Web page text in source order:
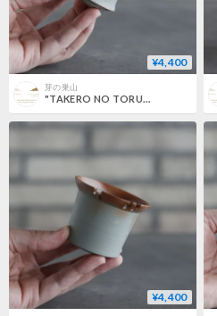
¥4,400
芽の巣山
"TAKERO NO TORUKO" (2号) no.802/129
¥4,400